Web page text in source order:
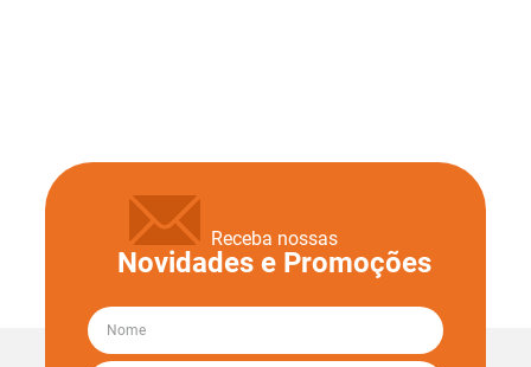
Receba nossas
Novidades e Promoções